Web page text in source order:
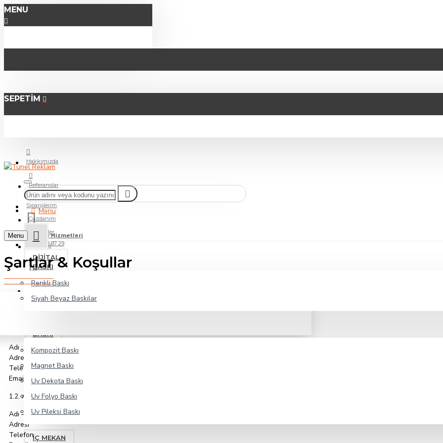
MENU
SEPETIM
Hakkımızda
Referanslar
Siparişlerim
Cüzdanım
İndirimler
Markalar
Müşteri Hizmetleri
0264 278 87 29
Hesabım
Menu
DIJITAL
BASKI
Renkli Baskı
Siyah Beyaz Baskılar
BASKI
Kompozit Baskı
Magnet Baskı
Uv Dekota Baskı
Uv Folyo Baskı
Uv Pileksi Baskı
İÇ MEKAN
Menu
Şartlar & Koşullar
Adı :
Adresi
Telefon:
Email :
1.2. Alıcı
Adı – soyadı/TC.No
Adresi
Telefon